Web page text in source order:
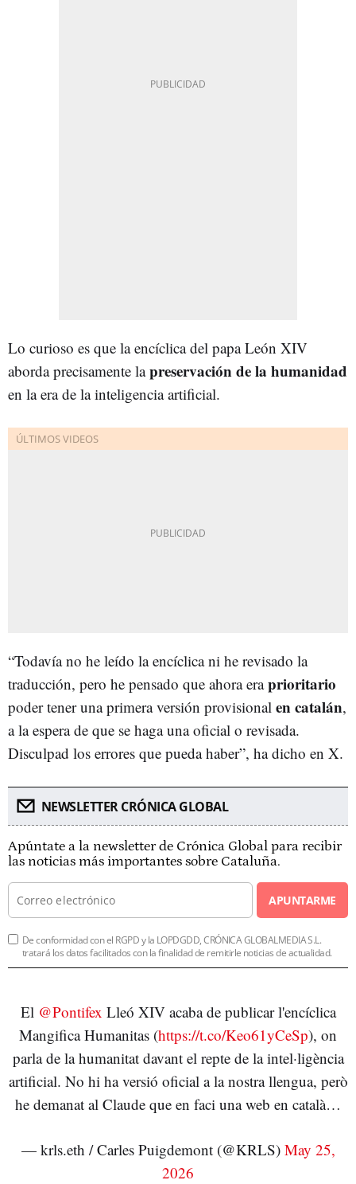
Lo curioso es que la encíclica del papa León XIV
aborda precisamente lapreservación de la humanidad
en la era de la inteligencia artificial.
“Todavía no he leído la encíclica ni he revisado la
traducción, pero he pensado que ahora eraprioritario
poder tener una primera versión provisional en catalán,
a la espera de que se haga una oficial o revisada.
Disculpad los errores que pueda haber”, ha dicho en X.
NEWSLETTER CRÓNICA GLOBAL
Apúntate a la newsletter de Crónica Global para recibir
las noticias más importantes sobre Cataluña.
APUNTARME
De conformidad con el RGPD y la LOPDGDD, CRÓNICA GLOBALMEDIA S.L.
tratará los datos facilitados con la finalidad de remitirle noticias de actualidad.
El @Pontifex Lleó XIV acaba de publicar l'encíclica
Mangifica Humanitas (https://t.co/Keo61yCeSp), on
parla de la humanitat davant el repte de la intel·ligència
artificial. No hi ha versió oficial a la nostra llengua, però
he demanat al Claude que en faci una web en català…
— krls.eth / Carles Puigdemont (@KRLS) May 25,
2026